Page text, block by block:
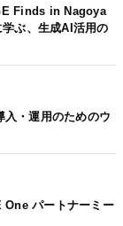
Finds in Nagoya
ぶ、生成AI活用の
・運用のためのウ
One パートナーミー